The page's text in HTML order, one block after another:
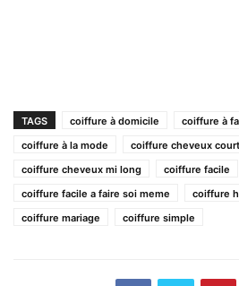
TAGS coiffure à domicile coiffure à
coiffure à la mode
coiffure cheveux court
coiffure cheveux mi long
coiffure facile
coiffure facile a faire soi meme
coiffure
coiffure mariage
coiffure simple